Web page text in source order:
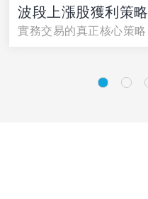
波段上漲股獲利策略
實務交易的真正核心策略